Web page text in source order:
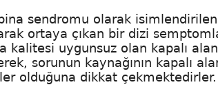
sendromu olarak isimlendirilen
ortaya çıkan bir dizi
kalitesi uygunsuz olan kapalı
sorunun kaynağının kapalı
olduğuna dikkat çekmektedirler.